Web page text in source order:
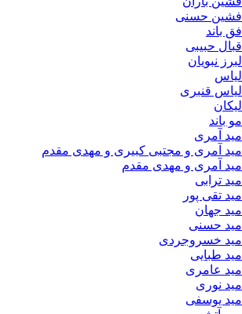
افشین حسنی
افق باند
اقبال حبیبی
البرز نبویان
الیاس
الیاس قنبرى
الیکان
امو باند
امید آمری
امید آمری و مجتبی کبیری و مهدى مقدم
امید آمری و مهدی مقدم
امید ترابی
امید تقی پور
امید جهان
امید حسنی
امید خسروجردی
امید طبایی
امید عامری
امید نوری
امید یوسفی